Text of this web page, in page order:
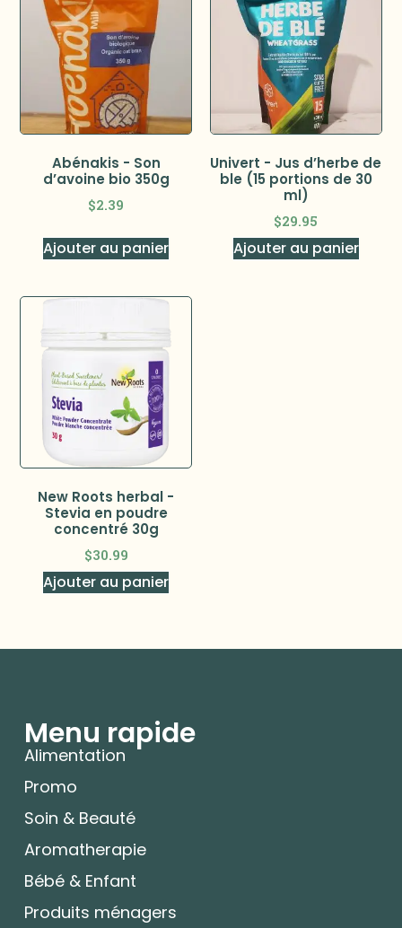
Abénakis - Son
d’avoine bio 350g
$2.39
Ajouter au panier
Univert - Jus d’herbe de
ble (15 portions de 30
ml)
$29.95
Ajouter au panier
New Roots herbal -
Stevia en poudre
concentré 30g
$30.99
Ajouter au panier
Menu rapide
Alimentation
Promo
Soin & Beauté
Aromatherapie
Bébé & Enfant
Produits ménagers